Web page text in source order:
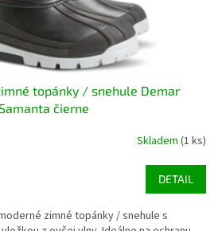
topánky / snehule Demar
čierne
Skladem (1 ks)
DETAIL
zimné topánky / snehule s